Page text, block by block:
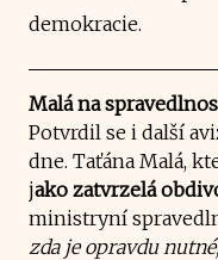
demokracie.
Malá na
Potvrdil se i další
dne. Taťána Malá,
jako zatvrzelá
ministryní
zda je opravdu